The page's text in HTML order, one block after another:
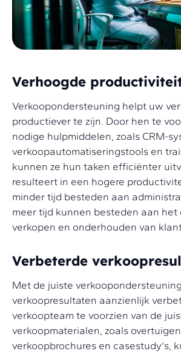
Verhoogde
Verkoopondersteuning helpt uw
productiever te zijn. Door hen te
nodige hulpmiddelen, zoals CRM-
verkoopautomatiseringstools en
kunnen ze hun taken efficiënter
resulteert in een hogere
minder tijd besteden aan
meer tijd kunnen besteden aan het
verkopen en onderhouden van
Verbeterde
Met de juiste
verkoopresultaten aanzienlijk
verkoopteam te voorzien van de
verkoopmaterialen, zoals
verkoopbrochures en casestudy's,